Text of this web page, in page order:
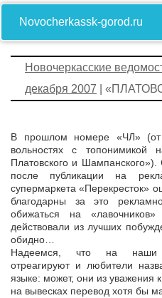
Novocherkassk-gorod.ru
Новочеркасские
декабря 2007 |
В прошлом номере «ЧЛ»
вольностях с топонимикой
Платовского и
после публикации на
супермаркета «Перекресток»
благодарны за это
обижаться на
действовали из лучших
обидно…
Надеемся, что на наши
отреагируют и любители
языке: может, они из уважения
на вывесках перевод хотя бы